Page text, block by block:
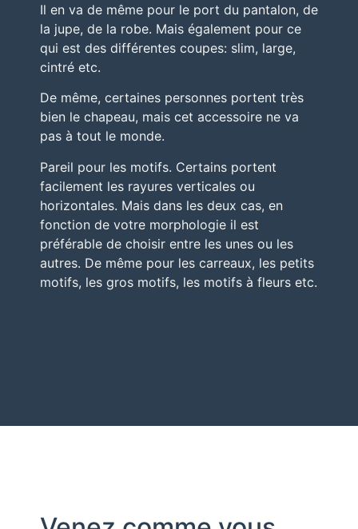
Il en va de même pour le port du pantalon, de
la jupe, de la robe. Mais également pour ce
qui est des différentes coupes: slim, large,
cintré etc.
De même, certaines personnes portent très
bien le chapeau, mais cet accessoire ne va
pas à tout le monde.
Pareil pour les motifs. Certains portent
facilement les rayures verticales ou
horizontales. Mais dans les deux cas, en
fonction de votre morphologie il est
préférable de choisir entre les unes ou les
autres. De même pour les carreaux, les petits
motifs, les gros motifs, les motifs à fleurs etc.